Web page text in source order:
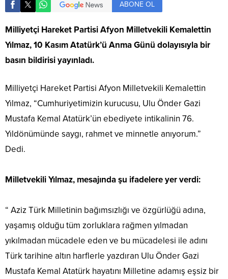
ABONE OL
Milliyetçi Hareket Partisi Afyon Milletvekili Kemalettin
Yılmaz, 10 Kasım Atatürk’ü Anma Günü dolayısıyla bir
basın bildirisi yayınladı.
Milliyetçi Hareket Partisi Afyon Milletvekili Kemalettin
Yılmaz, “Cumhuriyetimizin kurucusu, Ulu Önder Gazi
Mustafa Kemal Atatürk’ün ebediyete intikalinin 76.
Yıldönümünde saygı, rahmet ve minnetle anıyorum.”
Dedi.
Milletvekili Yılmaz, mesajında şu ifadelere yer verdi:
“ Aziz Türk Milletinin bağımsızlığı ve özgürlüğü adına,
yaşamış olduğu tüm zorluklara rağmen yılmadan
yıkılmadan mücadele eden ve bu mücadelesi ile adını
Türk tarihine altın harflerle yazdıran Ulu Önder Gazi
Mustafa Kemal Atatürk hayatını Milletine adamış eşsiz bir